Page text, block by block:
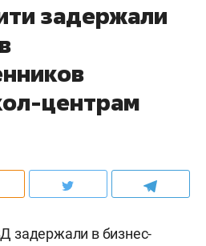
задержали
центрам
задержали в бизнес-